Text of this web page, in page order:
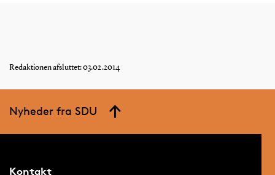
Redaktionen afsluttet: 03.02.2014
Nyheder fra SDU
Kontakt